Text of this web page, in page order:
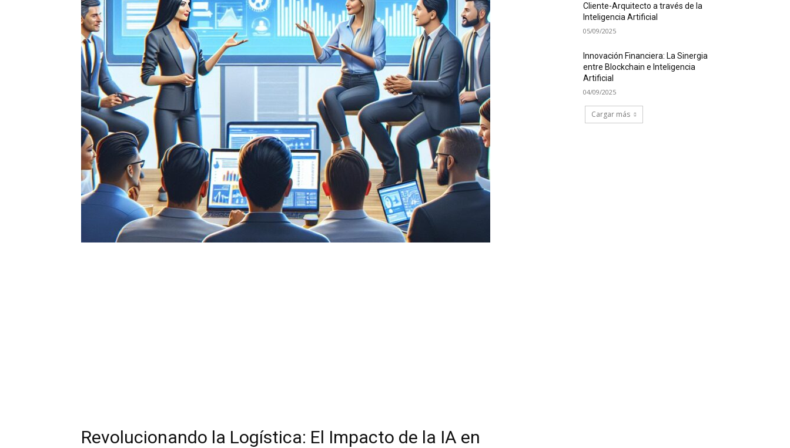
Revolucionando la Logística: El Impacto de la IA en
Cliente-Arquitecto a través de la
Inteligencia Artificial
05/09/2025
Innovación Financiera: La Sinergia
entre Blockchain e Inteligencia
Artificial
04/09/2025
Cargar más